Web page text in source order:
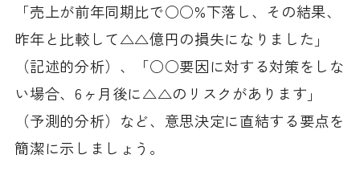
「売上が前年同期比で○○%下落し、その結果、
昨年と比較して△△億円の損失になりました」
（記述的分析）、「○○要因に対する対策をしな
い場合、6ヶ月後に△△のリスクがあります」
（予測的分析）など、意思決定に直結する要点を
簡潔に示しましょう。